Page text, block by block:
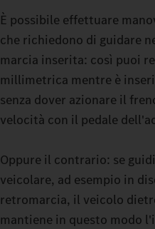
guida BigSpace.
tuo autocarro per carichi
Che tu viaggi a vuoto o a
durante la marcia imposta il
esattamente nella modalità
HEAVY o MANUAL hai a
fluido viscoso in modalità di
manovre delicate: con una
usura della frizione di
È possibile effettuare
che richiedono di guidare
marcia inserita: così puoi
millimetrica mentre è
senza dover azionare il
velocità con il pedale
Oppure il contrario: se
veicolare, ad esempio in
retromarcia, il veicolo
mantiene in questo modo